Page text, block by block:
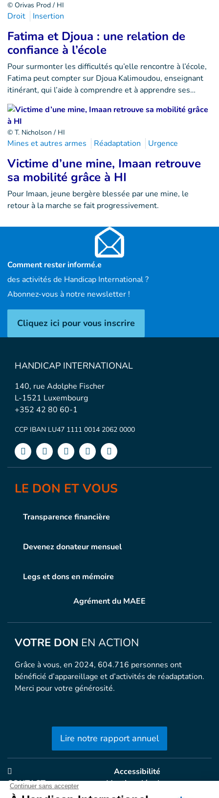
© Orivas Prod / HI
Droit Insertion
Fatima et Djoua : une relation de
confiance à l’école
Pour surmonter les difficultés qu’elle rencontre à l’école,
Fatima peut compter sur Djoua Kalimoudou, enseignant
itinérant, qui l’aide à comprendre et à apprendre ses…
© T. Nicholson / HI
Mines et autres armes Réadaptation Urgence
Victime d’une mine, Imaan retrouve
sa mobilité grâce à HI
Pour Imaan, jeune bergère blessée par une mine, le
retour à la marche se fait progressivement.
Comment rester informé.e
des activités de Handicap International ?
Abonnez-vous à notre newsletter !
Cliquez ici pour vous inscrire
HANDICAP INTERNATIONAL
140, rue Adolphe Fischer
L-1521 Luxembourg
+352 42 80 60-1
CCP IBAN LU47 1111 0014 2062 0000
LE DON ET VOUS
Transparence financière
Devenez donateur mensuel
Legs et dons en mémoire
Agrément du MAEE
VOTRE DON EN ACTION
Grâce à vous, en 2024, 604.716 personnes ont
bénéficié d’appareillage et d’activités de réadaptation.
Merci pour votre générosité.
Lire notre rapport annuel
CONTACT
Accessibilité
Mentions légales
Politique de confidentialité